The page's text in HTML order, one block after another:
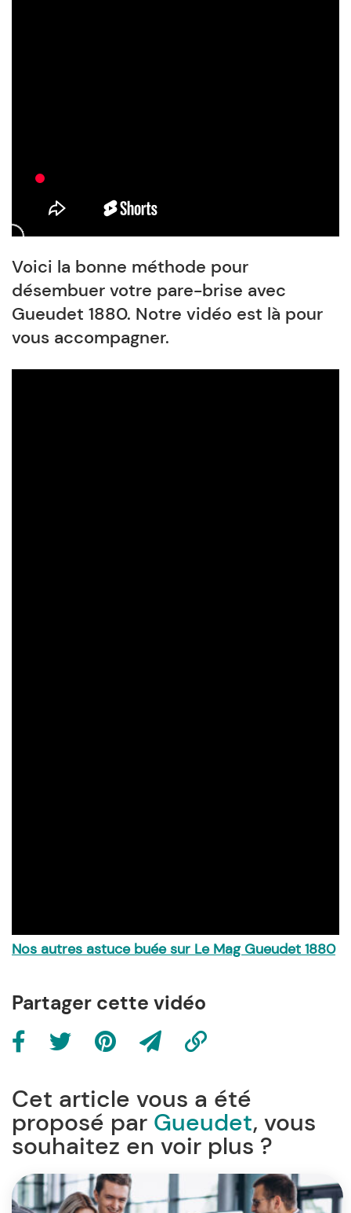
Voici la bonne méthode pour
désembuer votre pare-brise avec
Gueudet 1880. Notre vidéo est là pour
vous accompagner.
Nos autres astuce buée sur Le Mag Gueudet 1880
Partager cette vidéo
Cet article vous a été
proposé par Gueudet, vous
souhaitez en voir plus ?